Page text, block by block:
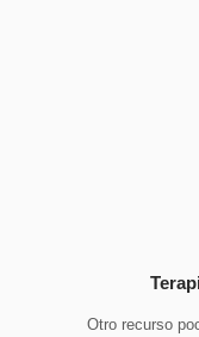
Otro recurso